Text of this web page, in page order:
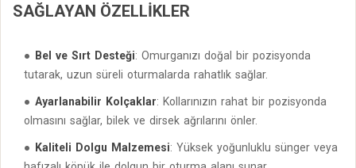
SAĞLAYAN ÖZELLIKLER
Bel ve Sırt Desteği: Omurganızı doğal bir pozisyonda
tutarak, uzun süreli oturmalarda rahatlık sağlar.
Ayarlanabilir Kolçaklar: Kollarınızın rahat bir pozisyonda
olmasını sağlar, bilek ve dirsek ağrılarını önler.
Kaliteli Dolgu Malzemesi: Yüksek yoğunluklu sünger veya